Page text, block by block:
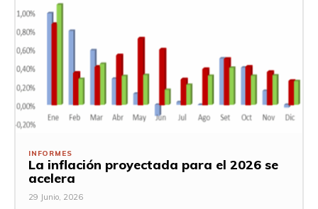
INFORMES
La inflación proyectada para el 2026 se
acelera
29 Junio, 2026